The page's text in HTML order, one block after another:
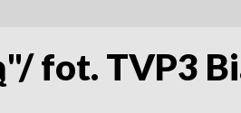
fot. TVP3